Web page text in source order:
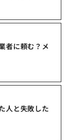
者に頼む？メ
人と失敗した